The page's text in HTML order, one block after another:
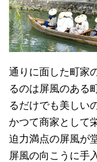
通りに面した町家
るのは屏風のある
るだけでも美しい
かつて商家として
迫力満点の屏風が
屏風の向こうに手